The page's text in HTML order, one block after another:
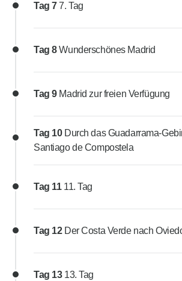
Tag 77. Tag
Tag 8Wunderschönes Madrid
Tag 9 Madrid zur freien Verfügung
Tag 10 Durch das Guadarrama-
Santiago de Compostela
Tag 11 11. Tag
Tag 12 Der Costa Verde nach
Tag 13 13. Tag